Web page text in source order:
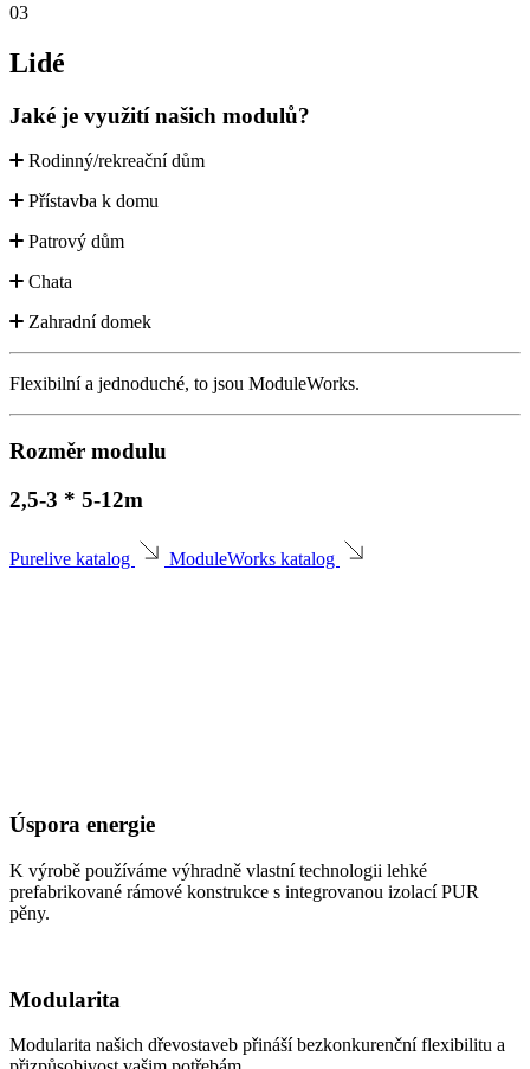
03
Lidé
Jaké je využití našich modulů?
Rodinný/rekreační dům
Přístavba k domu
Patrový dům
Chata
Zahradní domek
Flexibilní a jednoduché, to jsou ModuleWorks.
Rozměr modulu
2,5-3 * 5-12m
Purelive katalog ModuleWorks katalog
Úspora energie
K výrobě používáme výhradně vlastní technologii lehké
prefabrikované rámové konstrukce s integrovanou izolací PUR
pěny.
Modularita
Modularita našich dřevostaveb přináší bezkonkurenční flexibilitu a